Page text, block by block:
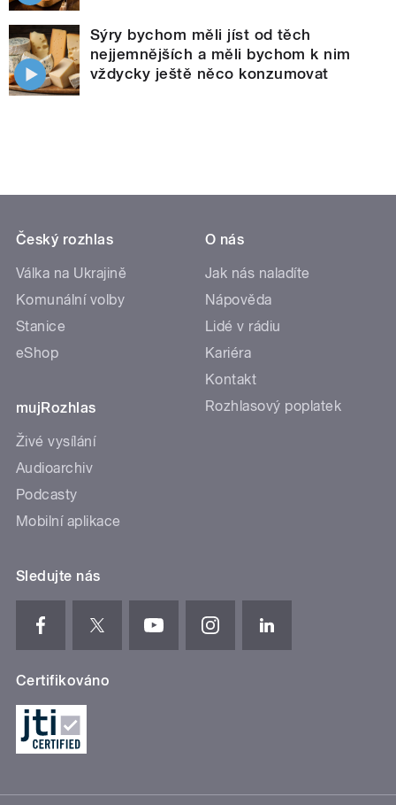
Sýry bychom měli jíst od těch
nejjemnějších a měli bychom k nim
vždycky ještě něco konzumovat
Český rozhlas
Válka na Ukrajině
Komunální volby
Stanice
eShop
mujRozhlas
Živé vysílání
Audioarchiv
Podcasty
Mobilní aplikace
O nás
Jak nás naladíte
Nápověda
Lidé v rádiu
Kariéra
Kontakt
Rozhlasový poplatek
Sledujte nás
Certifikováno